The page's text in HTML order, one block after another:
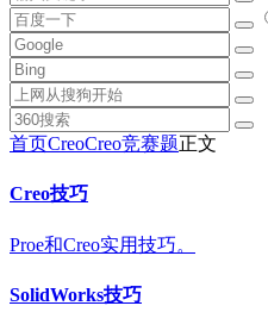
首页CreoCreo竞赛题正文
Creo技巧
Proe和Creo实用技巧。
SolidWorks技巧